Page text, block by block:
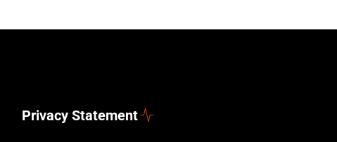
Privacy Statement